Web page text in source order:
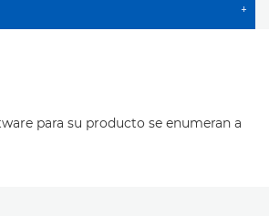
+
para su producto se enumeran a